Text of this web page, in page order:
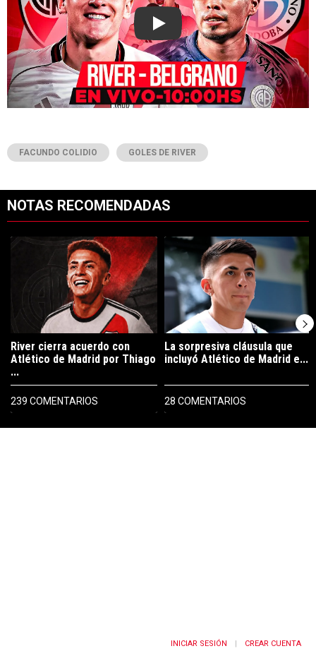
Play
FACUNDO COLIDIO GOLES DE RIVER
NOTAS RECOMENDADAS
PUBLICIDAD
Un artículo de tendencia con el título "River cierra acuerdo con
River cierra acuerdo con
Atlético de Madrid por Thiago
...
239 COMENTARIOS
Un artículo de tendencia con el
La sorpresiva cláusula que
incluyó Atlético de Madrid e...
28 COMENTARIOS
INICIAR SESIÓN CREAR CUENTA